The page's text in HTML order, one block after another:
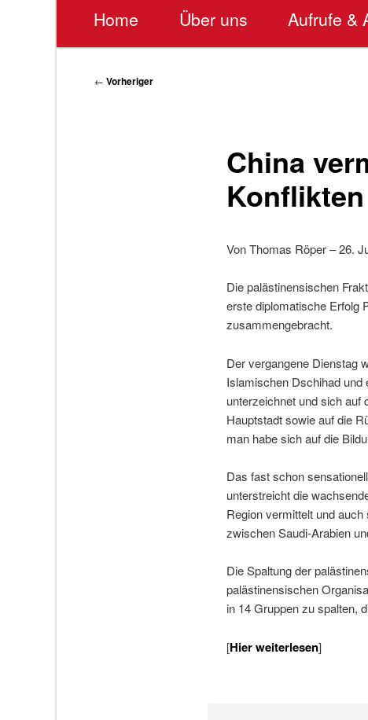
Home Über uns Aufrufe &
Beitragsnavigation
← Vorheriger
China
Von Thomas Röper – 26.
Die palästinensischen
erste diplomatische Erfolg
zusammengebracht.
Der vergangene Dienstag
Islamischen Dschihad und
unterzeichnet und sich auf
Hauptstadt sowie auf die
man habe sich auf die
Das fast schon
unterstreicht die
Region vermittelt und
zwischen Saudi-Arabien
Die Spaltung der
palästinensischen
in 14 Gruppen zu spalten,
[Hier weiterlesen]